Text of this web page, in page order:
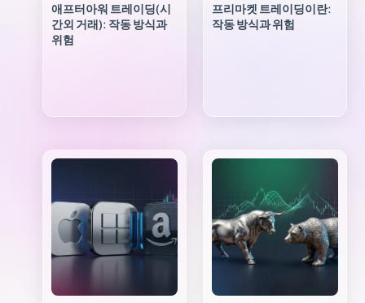
애프터아워 트레이딩(시
간외 거래): 작동 방식과
위험
프리마켓 트레이딩이란:
작동 방식과 위험